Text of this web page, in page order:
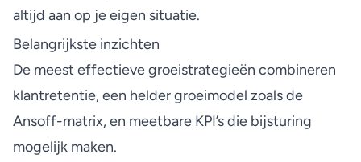
altijd aan op je eigen situatie.
Belangrijkste inzichten
De meest effectieve groeistrategieën combineren
klantretentie, een helder groeimodel zoals de
Ansoff-matrix, en meetbare KPI’s die bijsturing
mogelijk maken.